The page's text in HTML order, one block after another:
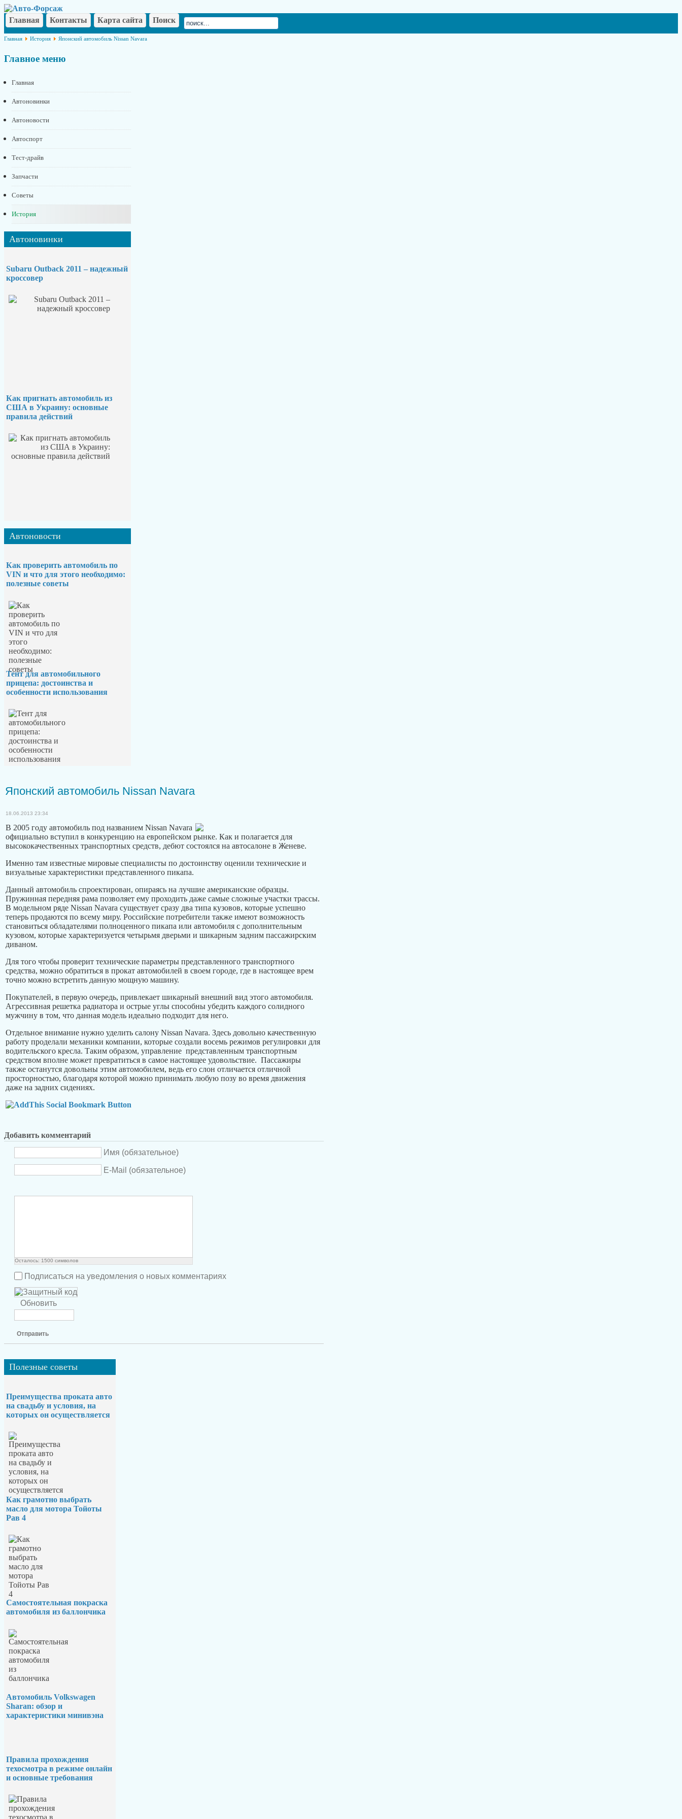
Главная Контакты Карта сайта Поиск
Главная История Японский автомобиль Nissan Navara
Главное меню
Главная
Автоновинки
Автоновости
Автоспорт
Тест-драйв
Запчасти
Советы
История
Автоновинки
Subaru Outback 2011 – надежный
кроссовер
Как пригнать автомобиль из
США в Украину: основные
правила действий
Автоновости
Как проверить автомобиль по
VIN и что для этого необходимо:
полезные советы
Тент для автомобильного
прицепа: достоинства и
особенности использования
Японский автомобиль Nissan Navara
18.06.2013 23:34
В 2005 году автомобиль под названием Nissan Navara
официально вступил в конкуренцию на европейском рынке. Как и полагается для
высококачественных транспортных средств, дебют состоялся на автосалоне в Женеве.
Именно там известные мировые специалисты по достоинству оценили технические и
визуальные характеристики представленного пикапа.
Данный автомобиль спроектирован, опираясь на лучшие американские образцы.
Пружинная передняя рама позволяет ему проходить даже самые сложные участки трассы.
В модельном ряде Nissan Navara существует сразу два типа кузовов, которые успешно
теперь продаются по всему миру. Российские потребители также имеют возможность
становиться обладателями полноценного пикапа или автомобиля с дополнительным
кузовом, которые характеризуется четырьмя дверьми и шикарным задним пассажирским
диваном.
Для того чтобы проверит технические параметры представленного транспортного
средства, можно обратиться в прокат автомобилей в своем городе, где в настоящее врем
точно можно встретить данную мощную машину.
Покупателей, в первую очередь, привлекает шикарный внешний вид этого автомобиля.
Агрессивная решетка радиатора и острые углы способны убедить каждого солидного
мужчину в том, что данная модель идеально подходит для него.
Отдельное внимание нужно уделить салону Nissan Navara. Здесь довольно качественную
работу проделали механики компании, которые создали восемь режимов регулировки для
водительского кресла. Таким образом, управление представленным транспортным
средством вполне может превратиться в самое настоящее удовольствие. Пассажиры
также останутся довольны этим автомобилем, ведь его слон отличается отличной
просторностью, благодаря которой можно принимать любую позу во время движения
даже на задних сидениях.
Добавить комментарий
Имя (обязательное)
E-Mail (обязательное)
Осталось: 1500 символов
Подписаться на уведомления о новых комментариях
Обновить
Отправить
Полезные советы
Преимущества проката авто
на свадьбу и условия, на
которых он осуществляется
Как грамотно выбрать
масло для мотора Тойоты
Рав 4
Самостоятельная покраска
автомобиля из баллончика
Автомобиль Volkswagen
Sharan: обзор и
характеристики минивэна
Правила прохождения
техосмотра в режиме онлайн
и основные требования